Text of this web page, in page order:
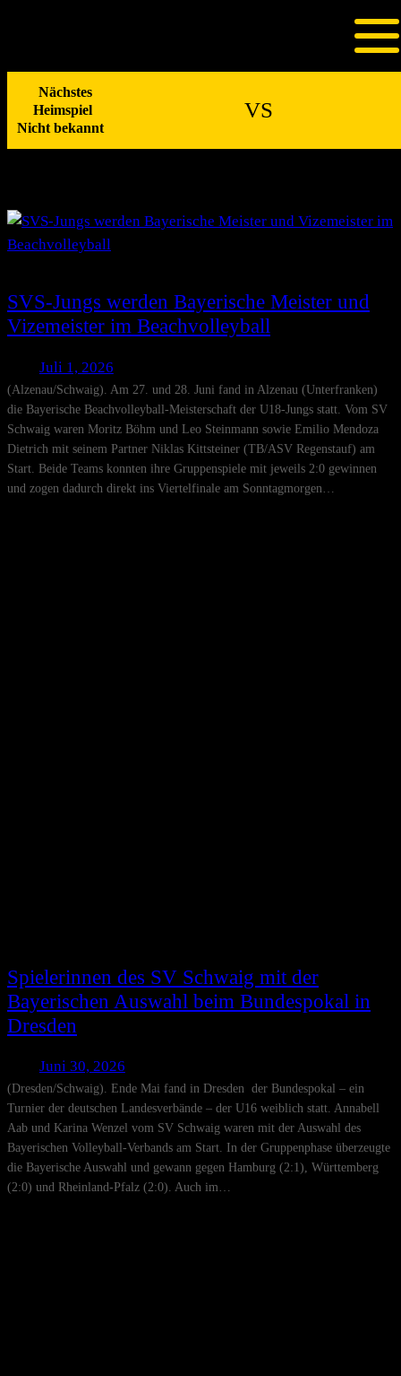
Nächstes
Heimspiel
Nicht bekannt
VS
Autor:Schwaig-Admin-
HP
SVS-Jungs werden Bayerische Meister und
Vizemeister im Beachvolleyball
Juli 1, 2026
(Alzenau/Schwaig). Am 27. und 28. Juni fand in Alzenau (Unterfranken)
die Bayerische Beachvolleyball-Meisterschaft der U18-Jungs statt. Vom SV
Schwaig waren Moritz Böhm und Leo Steinmann sowie Emilio Mendoza
Dietrich mit seinem Partner Niklas Kittsteiner (TB/ASV Regenstauf) am
Start. Beide Teams konnten ihre Gruppenspiele mit jeweils 2:0 gewinnen
und zogen dadurch direkt ins Viertelfinale am Sonntagmorgen…
Spielerinnen des SV Schwaig mit der
Bayerischen Auswahl beim Bundespokal in
Dresden
Juni 30, 2026
(Dresden/Schwaig). Ende Mai fand in Dresden der Bundespokal – ein
Turnier der deutschen Landesverbände – der U16 weiblich statt. Annabell
Aab und Karina Wenzel vom SV Schwaig waren mit der Auswahl des
Bayerischen Volleyball-Verbands am Start. In der Gruppenphase überzeugte
die Bayerische Auswahl und gewann gegen Hamburg (2:1), Württemberg
(2:0) und Rheinland-Pfalz (2:0). Auch im…